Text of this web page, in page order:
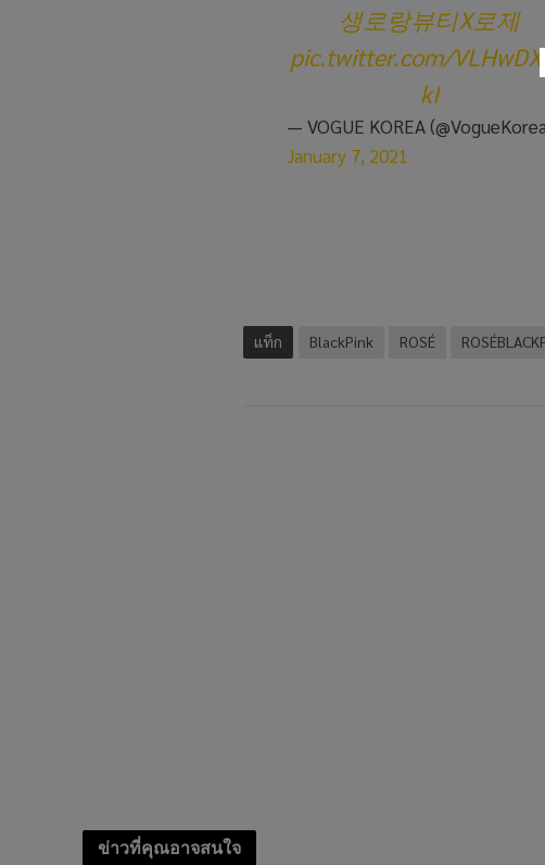
생로랑뷰티X로제
pic.twitter.com/
kI
— VOGUE KOREA
January 7, 2021
แท็ก BlackPink ROSÉ
ข่าวที่คุณอาจสนใจ